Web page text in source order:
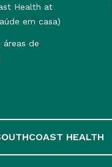
Health at
em casa)
áreas de
HEALTH